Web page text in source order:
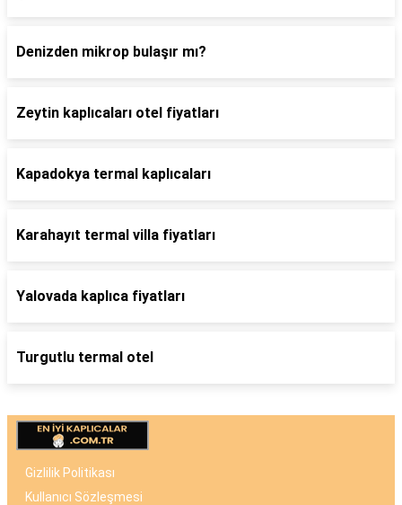
Denizden mikrop bulaşır mı?
Zeytin kaplıcaları otel fiyatları
Kapadokya termal kaplıcaları
Karahayıt termal villa fiyatları
Yalovada kaplıca fiyatları
Turgutlu termal otel
Gizlilik Politikası
Kullanıcı Sözleşmesi